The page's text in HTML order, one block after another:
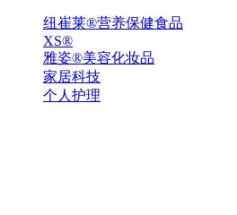
纽崔莱®营养保健食品
XS®
雅姿®美容化妆品
家居科技
个人护理